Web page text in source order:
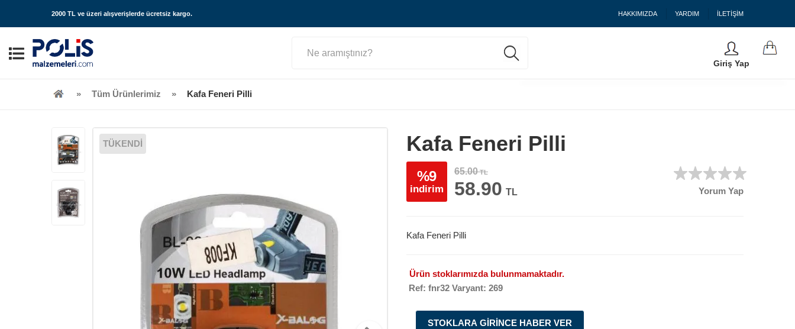
2000 TL ve üzeri alışverişlerde ücretsiz kargo. HAKKIMIZDA YARDIM İLETİŞİM
Giriş Yap
Tüm Ürünlerimiz Kafa Feneri Pilli
TÜKENDİ Kafa Feneri Pilli
%9
indirim
65.00TL
58.90 TL Yorum Yap
Kafa Feneri Pilli
Ürün stoklarımızda bulunmamaktadır.
Ref: fnr32 Varyant: 269
STOKLARA GIRINCE HABER VER